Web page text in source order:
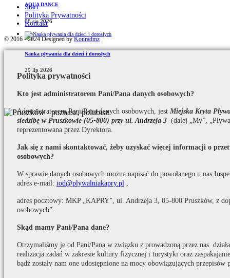
AQUA DANCE
06 sie 2026
Nauka pływania dla dzieci i dorosłych
29 lip 2026
Start
Polityka Prywatności
Kontakt
© 2016 - 2024 Designed byKonradmz
Polityka prywatności
Kto jest administratorem Pani/Pana danych osobowych?
Administratorem Pani/Pana danych osobowych, jest Miejska Kryta
siedzibę w Pruszkowie (05-800) przy ul. Andrzeja 3 (dalej „My”,
reprezentowana przez Dyrektora.
Jak się z nami skontaktować, żeby uzyskać więcej informacji o
osobowych?
W sprawie danych osobowych można napisać do powołanego u nas
adres e-mail: iod@plywalniakapry.pl
adres pocztowy: MKP „KAPRY”, ul. Andrzeja 3, 05-800 Pruszków, z
osobowych”.
Skąd mamy Pani/Pana dane?
Otrzymaliśmy je od Pani/Pana w związku z prowadzoną przez nas
realizacja zadań w zakresie kultury fizycznej i turystyki oraz
bądź zostały nam one udostępnione na mocy obowiązujących przepisów